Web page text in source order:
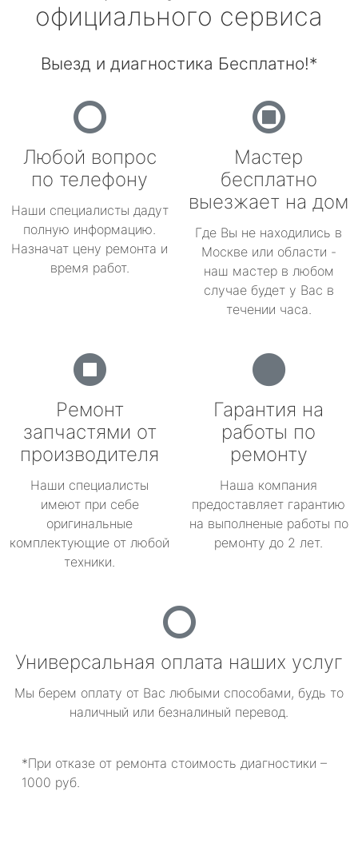
официального сервиса
Выезд и диагностика Бесплатно!*
Любой вопрос
по телефону
Наши специалисты дадут
полную информацию.
Назначат цену ремонта и
время работ.
Мастер
бесплатно
выезжает на дом
Где Вы не находились в
Москве или области -
наш мастер в любом
случае будет у Вас в
течении часа.
Ремонт
запчастями от
производителя
Наши специалисты
имеют при себе
оригинальные
комплектующие от любой
техники.
Гарантия на
работы по
ремонту
Наша компания
предоставляет гарантию
на выполненые работы по
ремонту до 2 лет.
Универсальная оплата наших услуг
Мы берем оплату от Вас любыми способами, будь то
наличный или безналиный перевод.
*При отказе от ремонта стоимость диагностики –
1000 руб.